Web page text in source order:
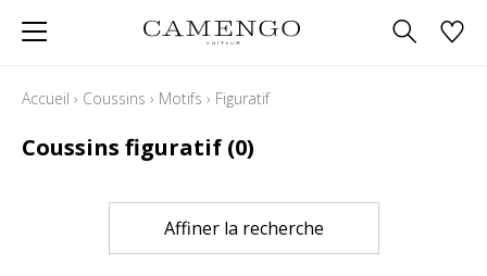
Accueil › Coussins › Motifs › Figuratif
Coussins figuratif (0)
Affiner la recherche